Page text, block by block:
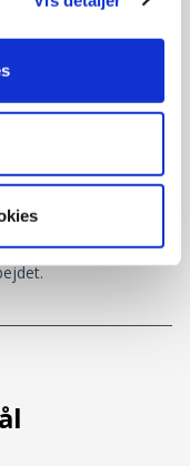
direkte fra
online, står Texas’
til at hjælpe dig med
lager, og er kendt
da reparationer
til en
modtage dem dagen